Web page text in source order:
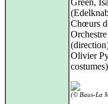
Green,
Chœurs
Olivier
(© Baus-La